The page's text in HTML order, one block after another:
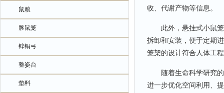
鼠粮
豚鼠笼
锌铜弓
整姿台
垫料
收、代谢产物等信息。
此外，悬挂式小鼠笼
拆卸和安装，便于定期
笼架的设计符合人体工
随着生命科学研究的
进一步优化空间利用、